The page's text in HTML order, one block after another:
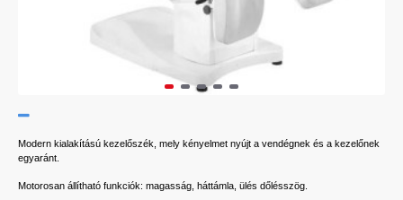
Modern kialakítású kezelőszék, mely kényelmet nyújt a vendégnek és a kezelőnek
egyaránt.
Motorosan állítható funkciók: magasság, háttámla, ülés dőlésszög.